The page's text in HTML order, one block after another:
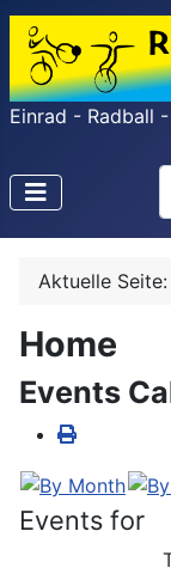
Einrad - Radball
Aktuelle Seite:
Home
Events
Events for